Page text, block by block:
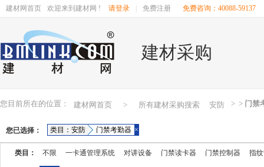
建材网首页 欢迎来到建材网 ! 请登录 免费注册 免费咨询：40088-59137
建材采购
您目前所在的位置： 建材网首页 > 所有建材采购搜索 >
安防 > 门禁
您已选择： 类目：安防 门禁考勤器 ×
类目： 不限 一卡通管理系统 对讲设备 门禁读卡器 门禁控制器 指